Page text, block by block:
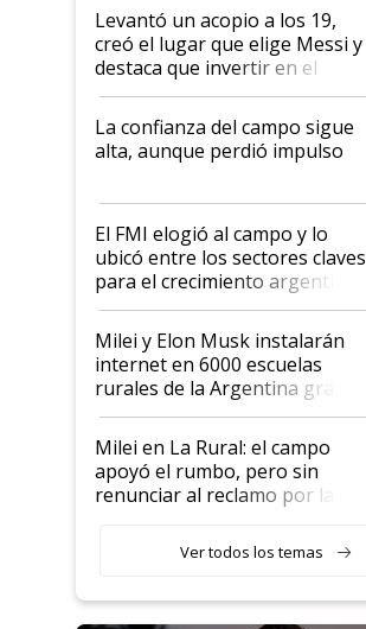
Levantó un acopio a los 19,
creó el lugar que elige Messi y
destaca que invertir en el
kirchnerismo era como "darle
plata a un hijo para droga":
Juan Félix Rossetti, el libertario
que de una dura crisis salió
de Milei
La confianza del campo sigue
alta, aunque perdió impulso
El FMI elogió al campo y lo
ubicó entre los sectores claves
para el crecimiento argentino
Milei y Elon Musk instalarán
internet en 6000 escuelas
rurales de la Argentina gracias
a un acuerdo con Starlink
Milei en La Rural: el campo
apoyó el rumbo, pero sin
renunciar al reclamo por las
Ver todos los temas